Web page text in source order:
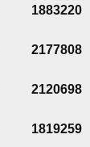
1883220
2177808
2120698
1819259